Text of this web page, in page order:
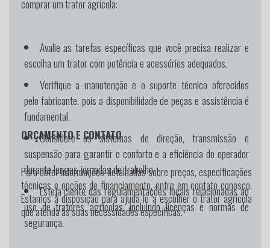
comprar um trator agrícola:
Avalie as tarefas específicas que você precisa realizar e
escolha um trator com potência e acessórios adequados.
Verifique a manutenção e o suporte técnico oferecidos
pelo fabricante, pois a disponibilidade de peças e assistência é
fundamental.
Considere os sistemas de direção, transmissão e
suspensão para garantir o conforto e a eficiência do operador
durante longas jornadas de trabalho.
Esteja ciente das regulamentações locais relacionadas ao
uso de tratores agrícolas, incluindo licenças e normas de
segurança.
ORÇAMENTO E CONTATO
Para obter informações detalhadas sobre preços, especificações
técnicas e opções de financiamento, entre em contato conosco.
Estamos à disposição para ajudá-lo a escolher o trator agrícola
que atenda às suas necessidades específicas.